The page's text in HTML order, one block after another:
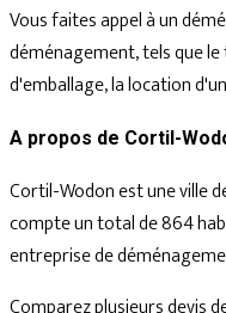
Vous faites appel à un
déménagement, tels que
d'emballage, la location
A propos de Cortil-
Cortil-Wodon est une ville
compte un total de 864
entreprise de